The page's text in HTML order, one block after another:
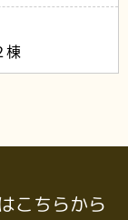
棟
こちらから